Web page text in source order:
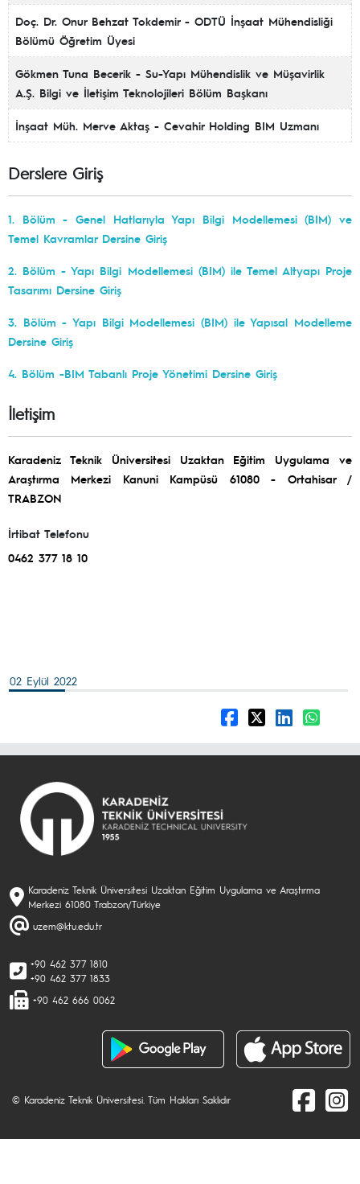
Doç. Dr. Onur Behzat Tokdemir - ODTÜ İnşaat Mühendisliği
Bölümü Öğretim Üyesi
Gökmen Tuna Becerik - Su-Yapı Mühendislik ve Müşavirlik
A.Ş. Bilgi ve İletişim Teknolojileri Bölüm Başkanı
İnşaat Müh. Merve Aktaş - Cevahir Holding BIM Uzmanı
Derslere Giriş
1. Bölüm - Genel Hatlarıyla Yapı Bilgi Modellemesi (BIM) ve
Temel Kavramlar Dersine Giriş
2. Bölüm - Yapı Bilgi Modellemesi (BIM) ile Temel Altyapı Proje
Tasarımı Dersine Giriş
3. Bölüm - Yapı Bilgi Modellemesi (BIM) ile Yapısal Modelleme
Dersine Giriş
4. Bölüm -BIM Tabanlı Proje Yönetimi Dersine Giriş
İletişim
Karadeniz Teknik Üniversitesi Uzaktan Eğitim Uygulama ve
Araştırma Merkezi Kanuni Kampüsü 61080 - Ortahisar /
TRABZON
İrtibat Telefonu
0462 377 18 10
02 Eylül 2022
Karadeniz Teknik Üniversitesi Uzaktan Eğitim Uygulama ve Araştırma
Merkezi 61080 Trabzon/Türkiye
uzem@ktu.edu.tr
+90 462 377 1810
+90 462 377 1833
+90 462 666 0062
© Karadeniz Teknik Üniversitesi. Tüm Hakları Saklıdır